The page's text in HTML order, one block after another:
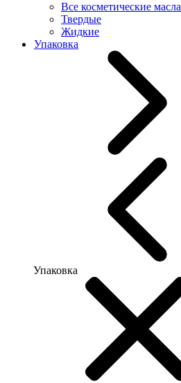
Все косметические масла
Твердые
Жидкие
Упаковка
Упаковка